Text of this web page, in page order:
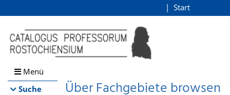
Browsen
direkt zum Inhalt
Start
Menü
Suche
Über Fachgebiete browsen